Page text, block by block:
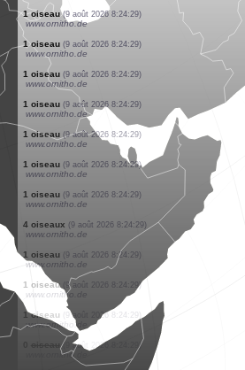
1 mammifère (9 août 2026 8:24:37)
www.ornitho.ch
1 papillon de jour (9 août 2026 8:24:37)
www.ornitho.ch
1 oiseau (9 août 2026 8:24:37)
www.pticenadlanu.rs
1 oiseau (9 août 2026 8:24:36)
www.ornitho.de
1 oiseau (9 août 2026 8:24:34)
www.ornitho.de
1 oiseau (9 août 2026 8:24:32)
www.faune-france.org
1 papillon de jour (9 août 2026 8:24:29)
www.ornitho.ch
16 oiseaux (9 août 2026 8:24:29)
www.pticenadlanu.rs
0 oiseau (9 août 2026 8:24:29)
www.ornitho.de
1 oiseau (9 août 2026 8:24:29)
www.ornitho.de
1 oiseau (9 août 2026 8:24:29)
www.ornitho.de
1 oiseau (9 août 2026 8:24:29)
www.ornitho.de